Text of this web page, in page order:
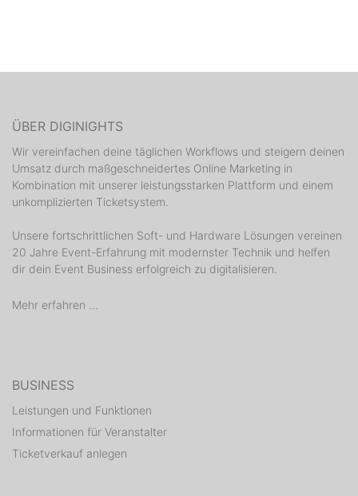
ÜBER DIGINIGHTS
Wir vereinfachen deine täglichen Workflows und steigern deinen
Umsatz durch maßgeschneidertes Online Marketing in
Kombination mit unserer leistungsstarken Plattform und einem
unkomplizierten Ticketsystem.
Unsere fortschrittlichen Soft- und Hardware Lösungen vereinen
20 Jahre Event-Erfahrung mit modernster Technik und helfen
dir dein Event Business erfolgreich zu digitalisieren.
Mehr erfahren ...
BUSINESS
Leistungen und Funktionen
Informationen für Veranstalter
Ticketverkauf anlegen